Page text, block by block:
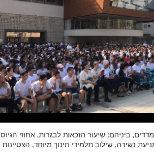
ביניהם: שיעור הזכאות לבגרות, אחוזי הגיוס
נשירה, שילוב תלמידי חינוך מיוחד, הצטיינות